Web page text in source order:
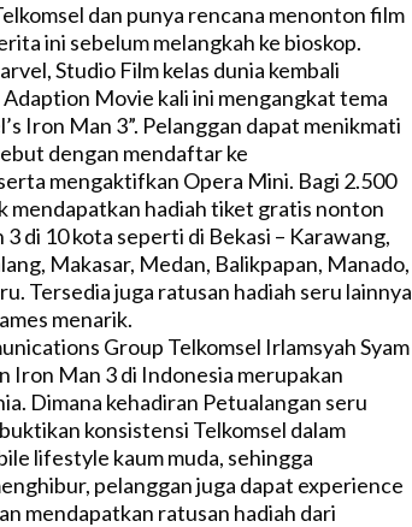
dan punya rencana menonton film
ini sebelum melangkah ke bioskop.
Studio Film kelas dunia kembali
Movie kali ini mengangkat tema
Iron Man 3”. Pelanggan dapat menikmati
dengan mendaftar ke
mengaktifkan Opera Mini. Bagi 2.500
mendapatkan hadiah tiket gratis nonton
di 10 kota seperti di Bekasi – Karawang,
Makasar, Medan, Balikpapan, Manado,
Tersedia juga ratusan hadiah seru lainnya
menarik.
Group Telkomsel Irlamsyah Syam
Iron Man 3 di Indonesia merupakan
Dimana kehadiran Petualangan seru
konsistensi Telkomsel dalam
lifestyle kaum muda, sehingga
pelanggan juga dapat experience
mendapatkan ratusan hadiah dari